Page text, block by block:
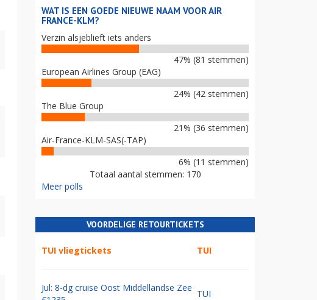
WAT IS EEN GOEDE NIEUWE NAAM VOOR AIR
FRANCE-KLM?
Verzin alsjeblieft iets anders
47% (81 stemmen)
European Airlines Group (EAG)
24% (42 stemmen)
The Blue Group
21% (36 stemmen)
Air-France-KLM-SAS(-TAP)
6% (11 stemmen)
Totaal aantal stemmen: 170
Meer polls
VOORDELIGE RETOURTICKETS
TUI vliegtickets TUI
Jul: 8-dg cruise Oost Middellandse Zee
TUI